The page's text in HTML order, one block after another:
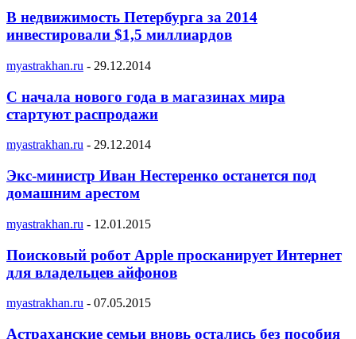
В недвижимость Петербурга за 2014
инвестировали $1,5 миллиардов
myastrakhan.ru - 29.12.2014
С начала нового года в магазинах мира
стартуют распродажи
myastrakhan.ru - 29.12.2014
Экс-министр Иван Нестеренко останется под
домашним арестом
myastrakhan.ru - 12.01.2015
Поисковый робот Apple просканирует Интернет
для владельцев айфонов
myastrakhan.ru - 07.05.2015
Астраханские семьи вновь остались без пособия